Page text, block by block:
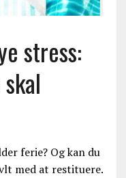
stress:
ferie? Og kan du
med at restituere.